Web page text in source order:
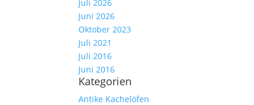
Juli 2026
Juni 2026
Oktober 2023
Juli 2021
Juli 2016
Juni 2016
Kategorien
Antike Kachelöfen